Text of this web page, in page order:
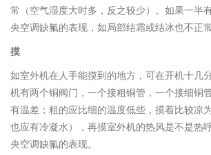
常（空气湿度大时多，反之较少）。如果一半
央空调缺氟的表现，如局部结霜或结冰也不正常
摸
如室外机在人手能摸到的地方，可在开机十几
机有两个铜阀门，一个接粗铜管，一个接细铜
有温差；粗的应比细的温度低些，摸着比较凉
也应有冷凝水），再摸室外机的热风是不是热
央空调缺氟的表现。